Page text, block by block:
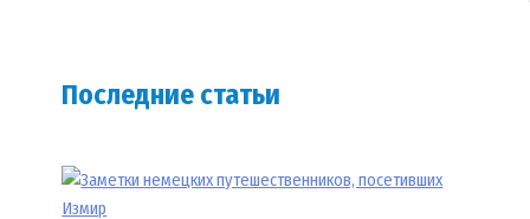
Последние статьи